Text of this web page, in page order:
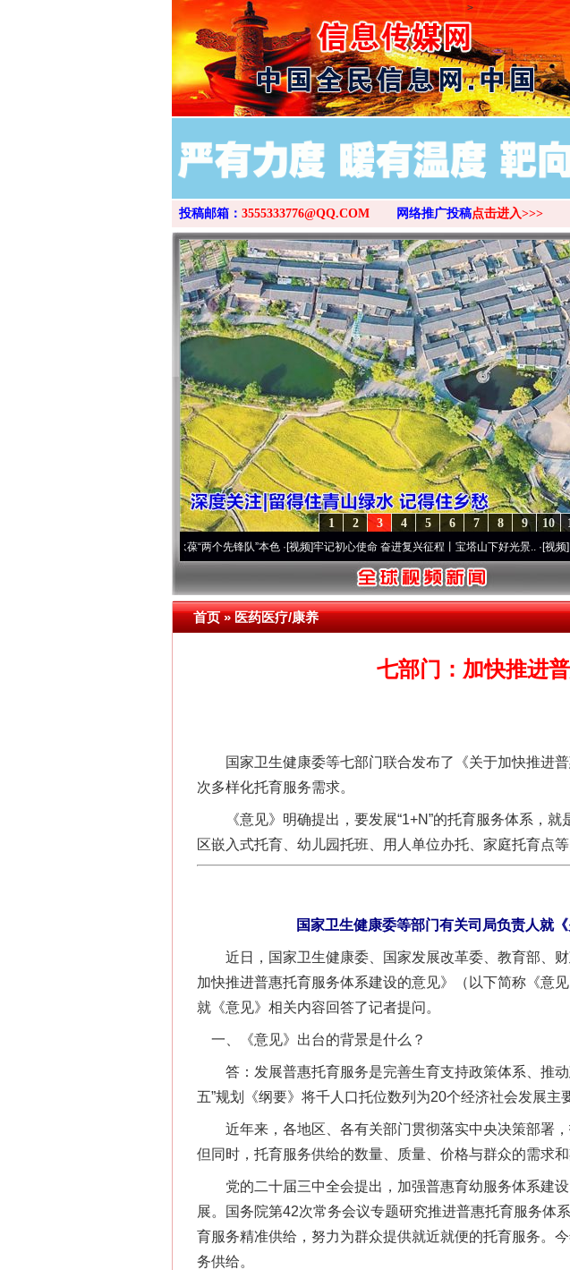
>
投稿邮箱： 3555333776@QQ.COM 网络推广投稿点击进入>>>
10
9
8
7
6
5
4
3
2
1
永葆“两个先锋队”本色·[视频]牢记初心使命 奋进复兴征程丨宝塔山下好光景..·[视频]因党而生
首页»医药医疗/康养
七部门：加快推进
国家卫生健康委等七部门联合发布了《关于加快推进普
次多样化托育服务需求。
《意见》明确提出，要发展“1+N”的托育服务体系，就
区嵌入式托育、幼儿园托班、用人单位办托、家庭托育点
国家卫生健康委等部门有关司局负责人就
近日，国家卫生健康委、国家发展改革委、教育部、财
加快推进普惠托育服务体系建设的意见》（以下简称《意
就《意见》相关内容回答了记者提问。
一、《意见》出台的背景是什么？
答：发展普惠托育服务是完善生育支持政策体系、推动
五”规划《纲要》将千人口托位数列为20个经济社会发展主
近年来，各地区、各有关部门贯彻落实中央决策部署，
但同时，托育服务供给的数量、质量、价格与群众的需求和
党的二十届三中全会提出，加强普惠育幼服务体系建设
展。国务院第42次常务会议专题研究推进普惠托育服务体
育服务精准供给，努力为群众提供就近就便的托育服务。
务供给。